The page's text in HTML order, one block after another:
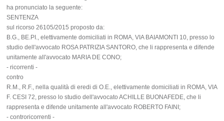
ha pronunciato la seguente:
SENTENZA
sul ricorso 26105/2015 proposto da:
B.G., BE.PI., elettivamente domiciliati in ROMA, VIA BAIAMONTI 10, presso lo
studio dell'avvocato ROSA PATRIZIA SANTORO, che li rappresenta e difende
unitamente all'avvocato MARIA DE CONO;
- ricorrenti -
contro
R.M., R.F., nella qualità di eredi di O.E., elettivamente domiciliati in ROMA, VIA
F. CESI 72, presso lo studio dell'avvocato ACHILLE BUONAFEDE, che li
rappresenta e difende unitamente all'avvocato ROBERTO FAINI;
- controricorrenti -